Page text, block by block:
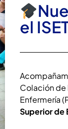
el
Colación de
Enfermería
Superior de